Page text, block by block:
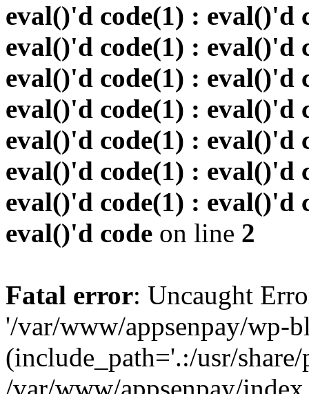
eval()'d code(1) : eval()'d
eval()'d code(1) : eval()'d
eval()'d code(1) : eval()'d
eval()'d code(1) : eval()'d
eval()'d code(1) : eval()'d
eval()'d code(1) : eval()'d
eval()'d code(1) : eval()'d
eval()'d code on line 2
Fatal error: Uncaught
'/var/www/appsenpay/wp-
(include_path='.:/usr/